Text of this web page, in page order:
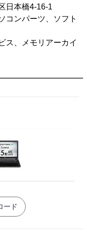
日本橋4-16-1
コンパーツ、ソフト
、メモリアーカイ
ード